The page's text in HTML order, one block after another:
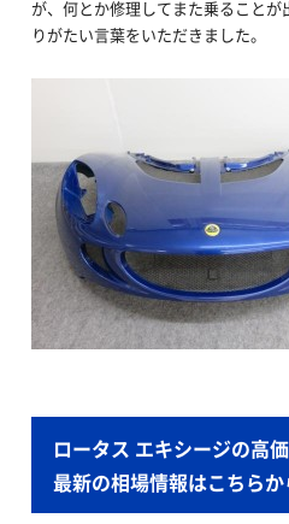
が、何とか修理してまた乗ること
りがたい言葉をいただきました。
ロータス エキシージの高
最新の相場情報はこちらか